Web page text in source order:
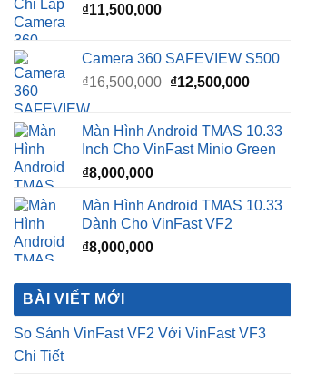
₫11,500,000
Camera 360 SAFEVIEW S500
₫16,500,000 Giá
₫16,500,000.
₫12,500,000Giá
là:
₫12,500,000.
Màn Hình Android TMAS 10.33
Inch Cho VinFast Minio Green
₫8,000,000
Màn Hình Android TMAS 10.33
Dành Cho VinFast VF2
₫8,000,000
BÀI VIẾT MỚI
So Sánh VinFast VF2 Với VinFast VF3
Chi Tiết